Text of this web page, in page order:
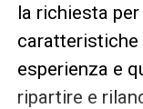
la richiesta
caratteristiche
esperienza e
ripartire e